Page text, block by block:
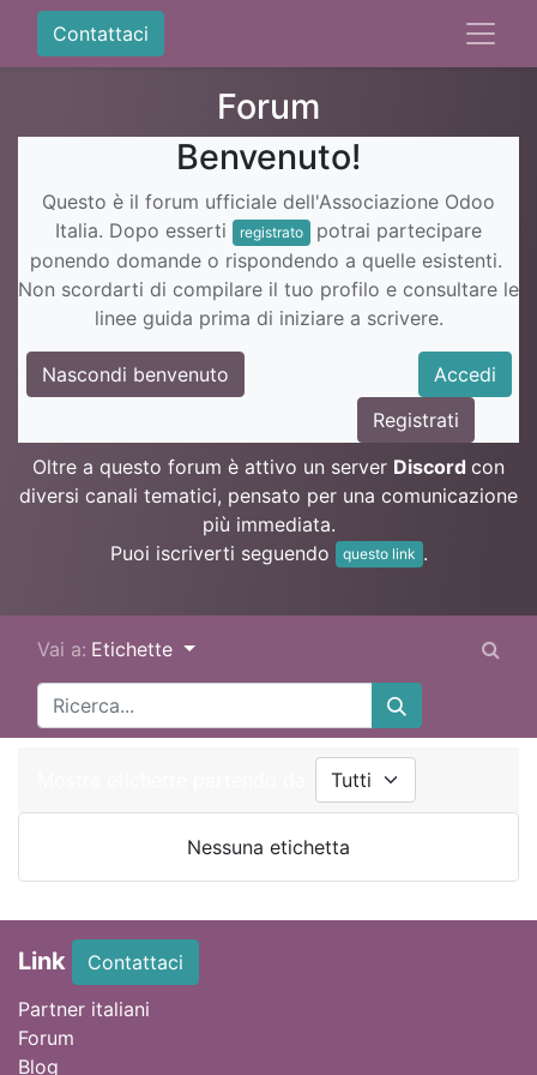
Contattaci
Forum
Benvenuto!
Questo è il forum ufficiale dell'Associazione Odoo
Italia. Dopo esserti
registrato
potrai partecipare
ponendo domande o rispondendo a quelle esistenti.
Non scordarti di compilare il tuo profilo e consultare le
linee guida prima di iniziare a scrivere.
Nascondi benvenuto
Accedi
Registrati
Oltre a questo forum è attivo un server Discord con
diversi canali tematici, pensato per una comunicazione
più immediata.
Puoi iscriverti seguendo
questo link .
Vai a: Etichette
Nessuna etichetta
Link
Contattaci
Partner italiani
Forum
Blog